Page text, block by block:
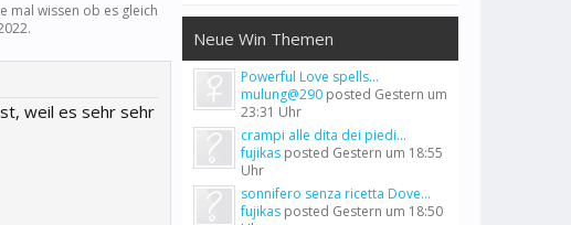
mal wissen ob es gleich
.
weil es sehr sehr
Neue Win Themen
Powerful Love spells...
mulung@290 posted Gestern um
23:31 Uhr
crampi alle dita dei piedi...
fujikas posted Gestern um 18:55
Uhr
sonnifero senza ricetta Dove...
fujikas posted Gestern um 18:50